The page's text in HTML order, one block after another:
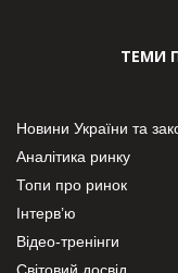
ТЕМИ
Новини України та
Аналітика ринку
Топи про ринок
Інтерв’ю
Відео-тренінги
Світовий досвід